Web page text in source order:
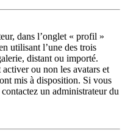
dans l’onglet « profil »
utilisant l’une des trois
distant ou importé.
ou non les avatars et
mis à disposition. Si vous
un administrateur du